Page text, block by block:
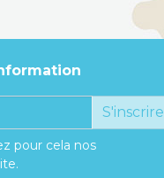
S'inscrire
pour cela nos